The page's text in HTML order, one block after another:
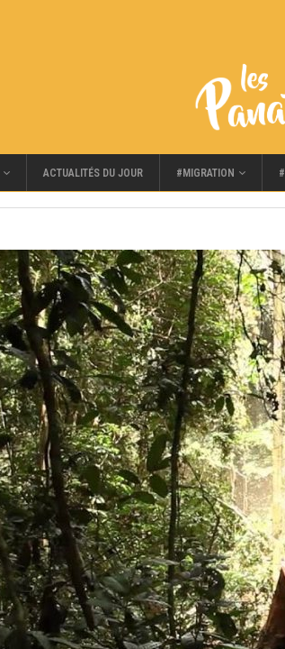
ACTUALITÉS DU JOUR #MIGRATION